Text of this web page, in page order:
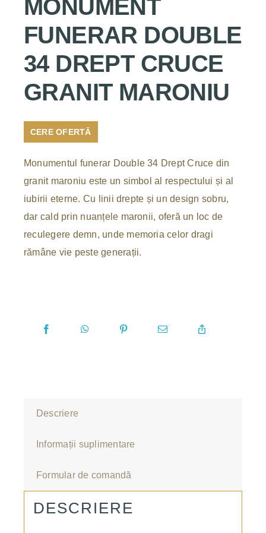
MONUMENT
FUNERAR DOUBLE
34 DREPT CRUCE
GRANIT MARONIU
CERE OFERTĂ
Monumentul funerar Double 34 Drept Cruce din
granit maroniu este un simbol al respectului și al
iubirii eterne. Cu linii drepte și un design sobru,
dar cald prin nuanțele maronii, oferă un loc de
reculegere demn, unde memoria celor dragi
rămâne vie peste generații.
Descriere
Informații suplimentare
Formular de comandă
DESCRIERE